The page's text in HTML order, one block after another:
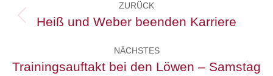
ZURÜCK
Vorheriger
Heiß und Weber beenden Karriere
NÄCHSTES
Nächster
Trainingsauftakt bei den Löwen – Samstag